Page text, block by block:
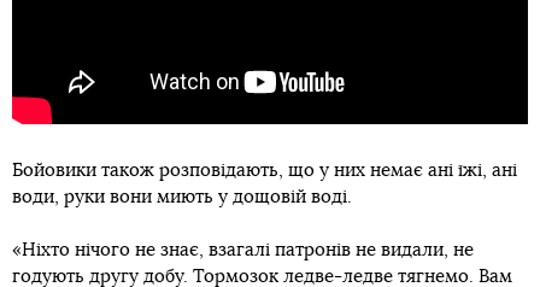
Бойовики також розповідають, що у них немає ані їжі, ані
води, руки вони миють у дощовій воді.
«Ніхто нічого не знає, взагалі патронів не видали, не
годують другу добу. Тормозок ледве-ледве тягнемо. Вам